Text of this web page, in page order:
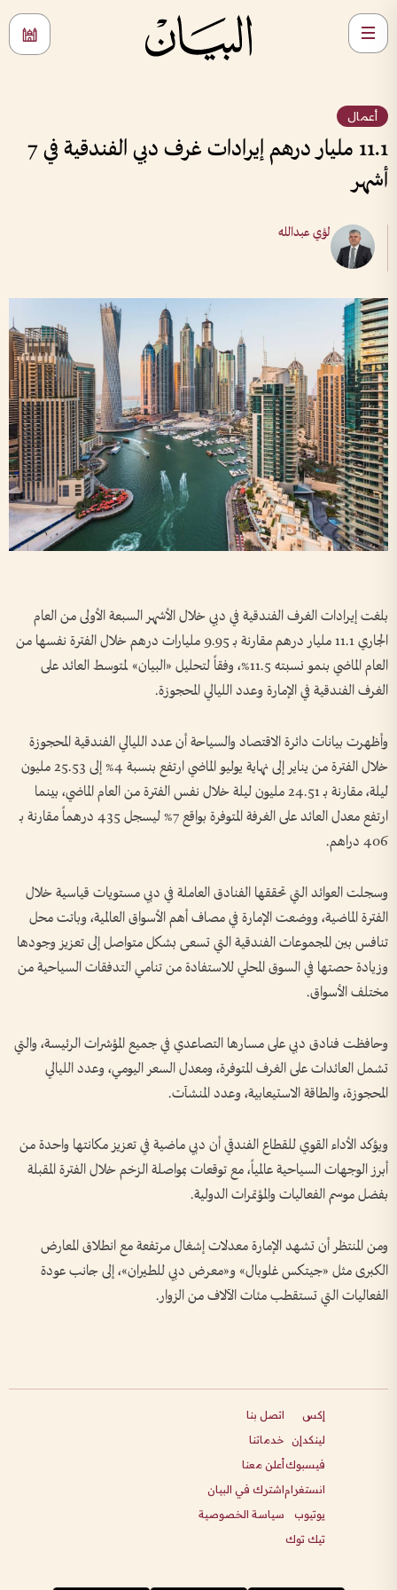
أعمال
11.1 مليار درهم إيرادات غرف دبي الفندقية في 7
أشهر
لؤي عبدالله
بلغت إيرادات الغرف الفندقية في دبي خلال الأشهر السبعة الأولى من العام
الجاري 11.1 مليار درهم مقارنة بـ 9.95 مليارات درهم خلال الفترة نفسها من
العام الماضي بنمو نسبته 11.5%، وفقاً لتحليل «البيان» لمتوسط العائد على
الغرف الفندقية في الإمارة وعدد الليالي المحجوزة.
وأظهرت بيانات دائرة الاقتصاد والسياحة أن عدد الليالي الفندقية المحجوزة
خلال الفترة من يناير إلى نهاية يوليو الماضي ارتفع بنسبة 4% إلى 25.53 مليون
ليلة، مقارنة بـ 24.51 مليون ليلة خلال نفس الفترة من العام الماضي، بينما
ارتفع معدل العائد على الغرفة المتوفرة بواقع 7% ليسجل 435 درهماً مقارنة بـ
406 دراهم.
وسجلت العوائد التي تحققها الفنادق العاملة في دبي مستويات قياسية خلال
الفترة الماضية، ووضعت الإمارة في مصاف أهم الأسواق العالمية، وباتت محل
تنافس بين المجموعات الفندقية التي تسعى بشكل متواصل إلى تعزيز وجودها
وزيادة حصتها في السوق المحلي للاستفادة من تنامي التدفقات السياحية من
مختلف الأسواق.
وحافظت فنادق دبي على مسارها التصاعدي في جميع المؤشرات الرئيسة، والتي
تشمل العائدات على الغرف المتوفرة، ومعدل السعر اليومي، وعدد الليالي
المحجوزة، والطاقة الاستيعابية، وعدد المنشآت.
ويؤكد الأداء القوي للقطاع الفندقي أن دبي ماضية في تعزيز مكانتها واحدة من
أبرز الوجهات السياحية عالمياً، مع توقعات بمواصلة الزخم خلال الفترة المقبلة
بفضل موسم الفعاليات والمؤتمرات الدولية.
ومن المنتظر أن تشهد الإمارة معدلات إشغال مرتفعة مع انطلاق المعارض
الكبرى مثل «جيتكس غلوبال» و«معرض دبي للطيران»، إلى جانب عودة
الفعاليات التي تستقطب مئات الآلاف من الزوار.
إكس
لينكدإن
فيسبوك
انستغرام
يوتيوب
تيك توك
اتصل بنا
خدماتنا
أعلن معنا
اشترك في البيان
سياسة الخصوصية